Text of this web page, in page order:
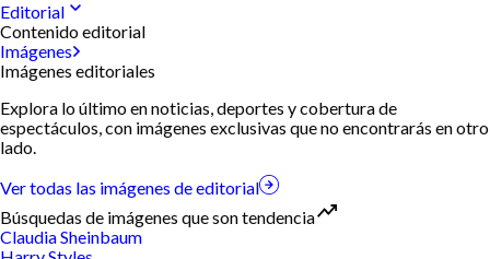
Editorial
Contenido editorial
Imágenes
Imágenes editoriales
Explora lo último en noticias, deportes y cobertura de
espectáculos, con imágenes exclusivas que no encontrarás en otro
lado.
Ver todas las imágenes de editorial
Búsquedas de imágenes que son tendencia
Claudia Sheinbaum